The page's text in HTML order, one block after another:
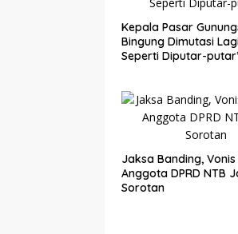
Kepala Pasar
Bingung Dimutasi
Seperti Diputar-
Jaksa Banding,
Anggota DPRD NTB
Sorotan